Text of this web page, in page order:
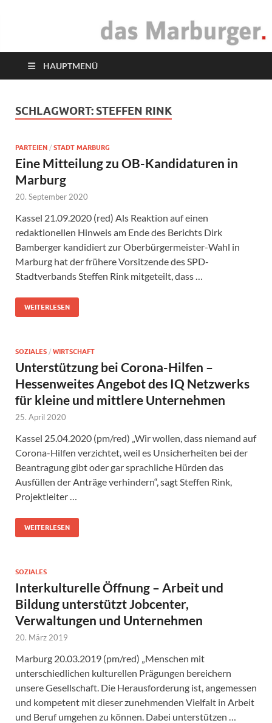
das Marburger.
HAUPTMENÜ
SCHLAGWORT: STEFFEN RINK
PARTEIEN / STADT MARBURG
Eine Mitteilung zu OB-Kandidaturen in
Marburg
20. September 2020
Kassel 21.09.2020 (red) Als Reaktion auf einen
redaktionellen Hinweis am Ende des Berichts Dirk
Bamberger kandidiert zur Oberbürgermeister-Wahl in
Marburg hat der frühere Vorsitzende des SPD-
Stadtverbands Steffen Rink mitgeteilt, dass …
WEITERLESEN
SOZIALES / WIRTSCHAFT
Unterstützung bei Corona-Hilfen –
Hessenweites Angebot des IQ Netzwerks
für kleine und mittlere Unternehmen
25. April 2020
Kassel 25.04.2020 (pm/red) „Wir wollen, dass niemand auf
Corona-Hilfen verzichtet, weil es Unsicherheiten bei der
Beantragung gibt oder gar sprachliche Hürden das
Ausfüllen der Anträge verhindern“, sagt Steffen Rink,
Projektleiter …
WEITERLESEN
SOZIALES
Interkulturelle Öffnung – Arbeit und
Bildung unterstützt Jobcenter,
Verwaltungen und Unternehmen
20. März 2019
Marburg 20.03.2019 (pm/red) „Menschen mit
unterschiedlichen kulturellen Prägungen bereichern
unsere Gesellschaft. Die Herausforderung ist, angemessen
und kompetent mit dieser zunehmenden Vielfalt in Arbeit
und Beruf umgehen zu können. Dabei unterstützen …